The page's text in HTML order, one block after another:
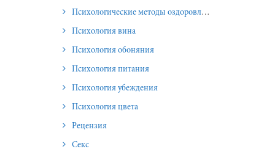
Психологические методы оздоровления и омоложения
Психология вина
Психология обоняния
Психология питания
Психология убеждения
Психология цвета
Рецензия
Секс